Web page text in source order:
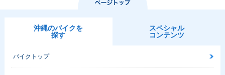
沖縄のバイクを
探す
スペシャル
コンテンツ
バイクトップ